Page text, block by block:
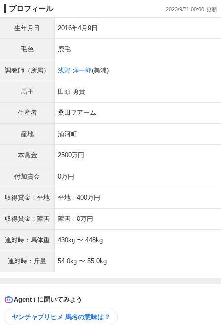
プロフィール 2023/9/21 00:00
生年月日 2016年4月9日
毛色 鹿毛
調教師（所属） 浅野 洋一郎(美浦)
馬主 田頭 勇貴
生産者 桑田フアーム
産地 浦河町
本賞金 2500万円
付加賞金 0万円
収得賞金：平地 平地：400万円
収得賞金：障害 障害：0万円
連対時：馬体重 430kg 〜 448kg
連対時：斤量 54.0kg 〜 55.0kg
Agent i に聞いてみよう
ヤンチャプリヒメ 馬名の意味は？